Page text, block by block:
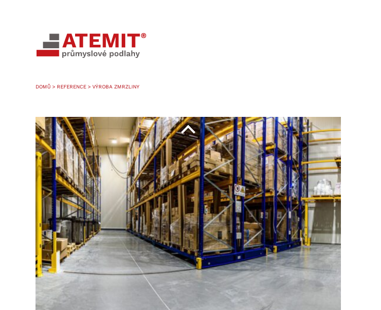
DOMŮ > REFERENCE > VÝROBA ZMRZLINY